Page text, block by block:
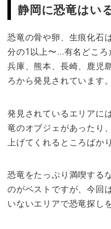
静岡に恐竜はい
恐竜の骨や卵、生痕化石
分の1以上〜…有名どころ
兵庫、熊本、長崎、鹿児
ろから発見されています。
発見されているエリアに
竜のオブジェがあったり
上げてくれるところばかり
恐竜をたっぷり満喫する
のがベストですが、今回
いないエリアで恐竜探し